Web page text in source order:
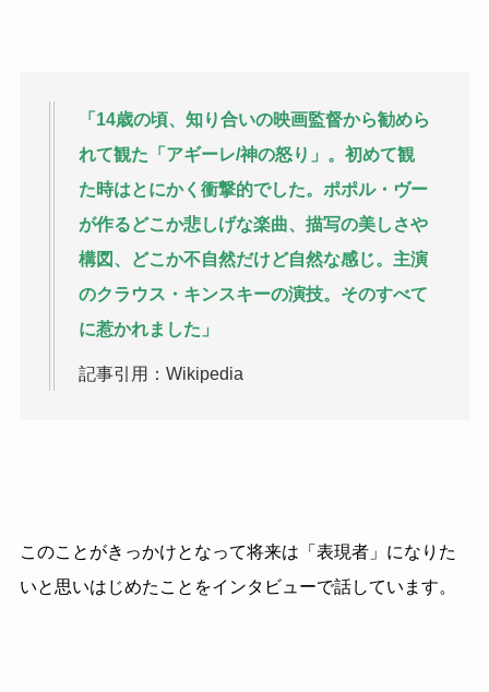
「14歳の頃、知り合いの映画監督から勧めら
れて観た「アギーレ/神の怒り」。初めて観
た時はとにかく衝撃的でした。ポポル・ヴー
が作るどこか悲しげな楽曲、描写の美しさや
構図、どこか不自然だけど自然な感じ。主演
のクラウス・キンスキーの演技。そのすべて
に惹かれました」
記事引用：Wikipedia
このことがきっかけとなって将来は「表現者」になりた
いと思いはじめたことをインタビューで話しています。